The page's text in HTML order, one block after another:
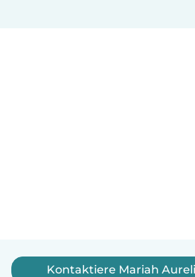
Kontaktiere Mariah